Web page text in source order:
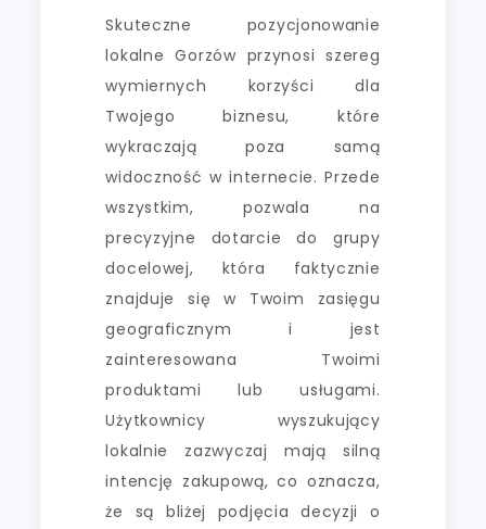
Skuteczne pozycjonowanie
lokalne Gorzów przynosi szereg
wymiernych korzyści dla
Twojego biznesu, które
wykraczają poza samą
widoczność w internecie. Przede
wszystkim, pozwala na
precyzyjne dotarcie do grupy
docelowej, która faktycznie
znajduje się w Twoim zasięgu
geograficznym i jest
zainteresowana Twoimi
produktami lub usługami.
Użytkownicy wyszukujący
lokalnie zazwyczaj mają silną
intencję zakupową, co oznacza,
że są bliżej podjęcia decyzji o